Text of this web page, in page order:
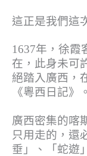
這正是我們這
1637年，徐霞
在，此身未可
絕踏入廣西，
《粵西日記》。
廣西密集的喀
只用走的，還
垂」、「蛇遊